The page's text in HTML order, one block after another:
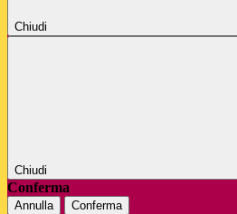
Chiudi
Chiudi
Conferma
Annulla Conferma